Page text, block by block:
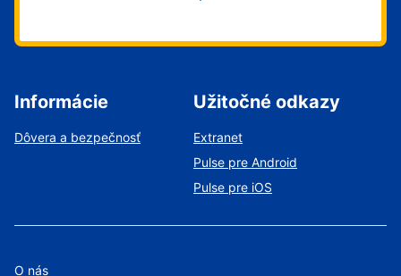
Informácie
Dôvera a bezpečnosť
Užitočné odkazy
Extranet
Pulse pre Android
Pulse pre iOS
O nás